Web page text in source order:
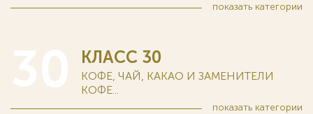
показать категории
КЛАСС 30
КОФЕ, ЧАЙ, КАКАО И ЗАМЕНИТЕЛИ
КОФЕ...
показать категории